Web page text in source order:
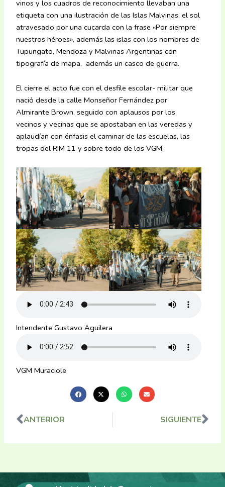
vinos y los cuadros de reconocimiento llevaban una
etiqueta con una ilustración de las Islas Malvinas, el sol
atravesado por una cucarda con la frase «Por siempre
nuestros héroes», además las islas con los nombres de
Tupungato, Mendoza y Malvinas Argentinas con
tipografía de mapa, además un casco de guerra.
El cierre el acto fue con el desfile escolar- militar que
nació desde la calle Monseñor Fernández por
Almirante Brown, seguido con aplausos por los
vecinos y vecinas que se apostaban en las veredas y
aplaudían con énfasis el caminar de las escuelas, las
tropas del RIM 11 y sobre todo de los VGM.
Intendente Gustavo Aguilera
VGM Muraciole
Ant
ANTERIOR SIGUIENTE